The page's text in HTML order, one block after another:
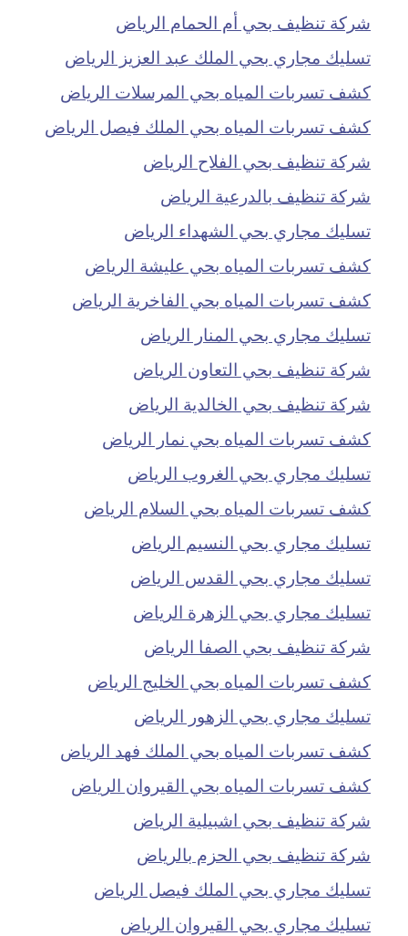
شركة تنظيف بحي أم الحمام الرياض
تسليك مجاري بحي الملك عبد العزيز الرياض
كشف تسربات المياه بحي المرسلات الرياض
كشف تسربات المياه بحي الملك فيصل الرياض
شركة تنظيف بحي الفلاح الرياض
شركة تنظيف بالدرعية الرياض
تسليك مجاري بحي الشهداء الرياض
كشف تسربات المياه بحي عليشة الرياض
كشف تسربات المياه بحي الفاخرية الرياض
تسليك مجاري بحي المنار الرياض
شركة تنظيف بحي التعاون الرياض
شركة تنظيف بحي الخالدية الرياض
كشف تسربات المياه بحي نمار الرياض
تسليك مجاري بحي الغروب الرياض
كشف تسربات المياه بحي السلام الرياض
تسليك مجاري بحي النسيم الرياض
تسليك مجاري بحي القدس الرياض
تسليك مجاري بحي الزهرة الرياض
شركة تنظيف بحي الصفا الرياض
كشف تسربات المياه بحي الخليج الرياض
تسليك مجاري بحي الزهور الرياض
كشف تسربات المياه بحي الملك فهد الرياض
كشف تسربات المياه بحي القيروان الرياض
شركة تنظيف بحي اشبيلية الرياض
شركة تنظيف بحي الحزم بالرياض
تسليك مجاري بحي الملك فيصل الرياض
تسليك مجاري بحي القيروان الرياض